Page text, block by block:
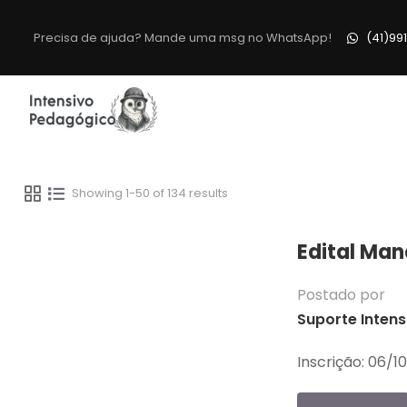
Precisa de ajuda? Mande uma msg no WhatsApp!
Showing 1-50 of 134 results
Edital
Postado por
Suporte
Inscrição: 06/